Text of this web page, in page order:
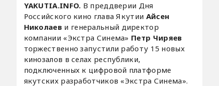
YAKUTIA.INFO. В преддверии Дня
Российского кино глава Якутии Айсен
Николаев и генеральный директор
компании «Экстра Синема» Петр Чиряев
торжественно запустили работу 15 новых
кинозалов в селах республики,
подключенных к цифровой платформе
якутских разработчиков «Экстра Синема».